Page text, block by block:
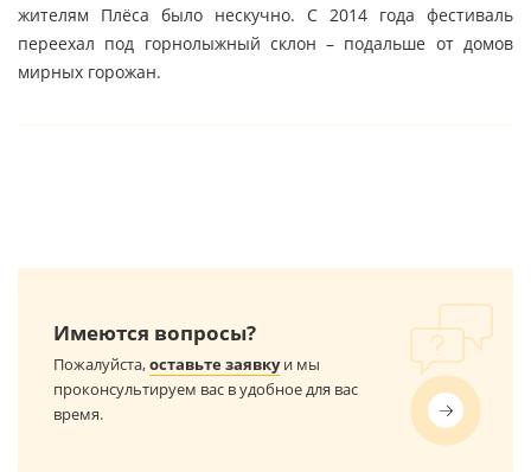
жителям Плёса было нескучно. С 2014 года фестиваль
переехал под горнолыжный склон – подальше от домов
мирных горожан.
Имеются вопросы?
Пожалуйста,оставьте заявкуи мы
проконсультируем вас в удобное для вас
время.